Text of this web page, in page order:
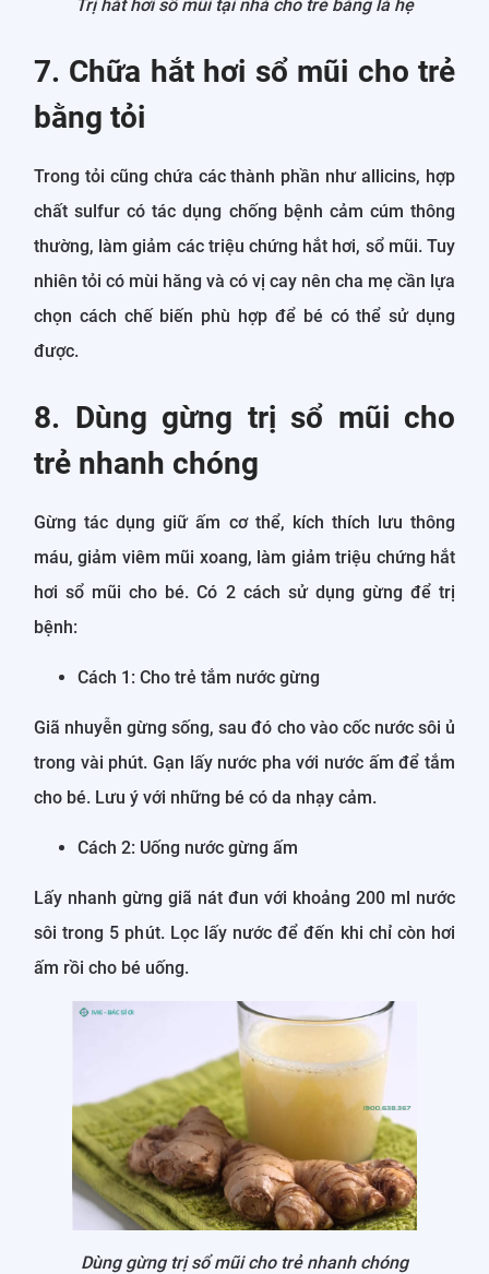
Trị hắt hơi sổ mũi tại nhà cho trẻ bằng lá hẹ
7. Chữa hắt hơi sổ mũi cho trẻ
bằng tỏi
Trong tỏi cũng chứa các thành phần như allicins, hợp
chất sulfur có tác dụng chống bệnh cảm cúm thông
thường, làm giảm các triệu chứng hắt hơi, sổ mũi. Tuy
nhiên tỏi có mùi hăng và có vị cay nên cha mẹ cần lựa
chọn cách chế biến phù hợp để bé có thể sử dụng
được.
8. Dùng gừng trị sổ mũi cho
trẻ nhanh chóng
Gừng tác dụng giữ ấm cơ thể, kích thích lưu thông
máu, giảm viêm mũi xoang, làm giảm triệu chứng hắt
hơi sổ mũi cho bé. Có 2 cách sử dụng gừng để trị
bệnh:
Cách 1: Cho trẻ tắm nước gừng
Giã nhuyễn gừng sống, sau đó cho vào cốc nước sôi ủ
trong vài phút. Gạn lấy nước pha với nước ấm để tắm
cho bé. Lưu ý với những bé có da nhạy cảm.
Cách 2: Uống nước gừng ấm
Lấy nhanh gừng giã nát đun với khoảng 200 ml nước
sôi trong 5 phút. Lọc lấy nước để đến khi chỉ còn hơi
ấm rồi cho bé uống.
Dùng gừng trị sổ mũi cho trẻ nhanh chóng